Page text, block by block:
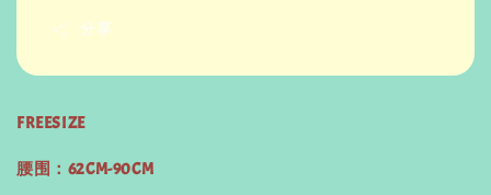
分享
FREESIZE
腰围：62CM-90CM